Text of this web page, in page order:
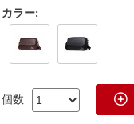
カラー:
個数 